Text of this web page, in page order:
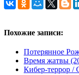
Похожие записи:
Потерянное
Время жатвы
Кибер-террор /